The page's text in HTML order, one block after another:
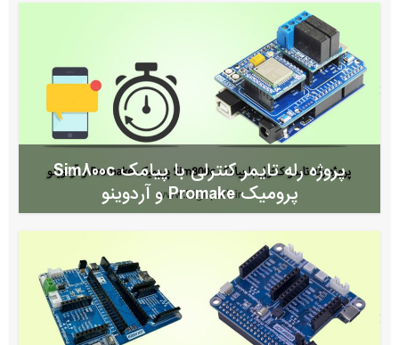
پروژه رله تایمر کنترلی با پیامک Sim800c
پرومیک Promake و آردوینو